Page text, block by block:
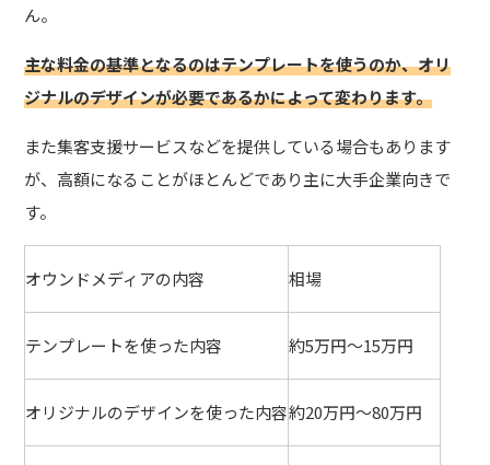
ん。
主な料金の基準となるのはテンプレートを使うのか、オリ
ジナルのデザインが必要であるかによって変わります。
また集客支援サービスなどを提供している場合もあります
が、高額になることがほとんどであり主に大手企業向きで
す。
オウンドメディアの内容 相場
テンプレートを使った内容 約5万円～15万円
オリジナルのデザインを使った内容約20万円～80万円